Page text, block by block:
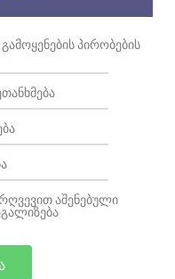
ᲞᲘᲠᲝᲑᲔᲑᲘᲡ
ᲐᲨᲔᲜᲔᲑᲣᲚᲘ